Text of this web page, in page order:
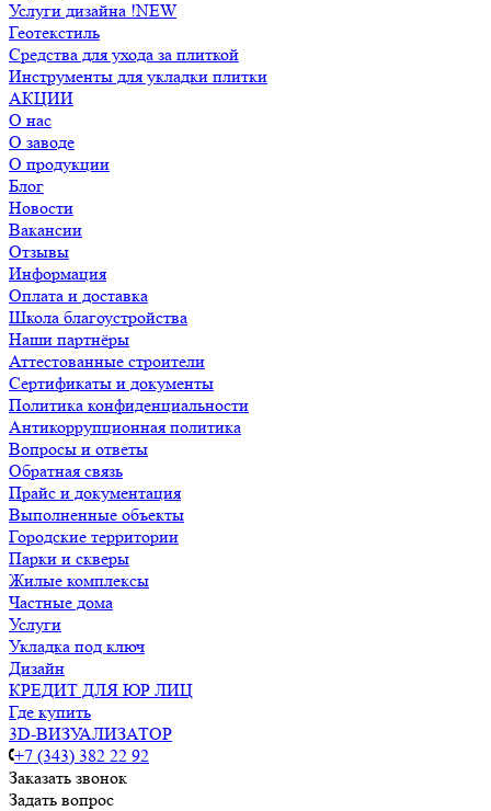
Услуги дизайна !NEW
Геотекстиль
Средства для ухода за плиткой
Инструменты для укладки плитки
АКЦИИ
О нас
О заводе
О продукции
Блог
Новости
Вакансии
Отзывы
Информация
Оплата и доставка
Школа благоустройства
Наши партнёры
Аттестованные строители
Сертификаты и документы
Политика конфиденциальности
Антикоррупционная политика
Вопросы и ответы
Обратная связь
Прайс и документация
Выполненные объекты
Городские территории
Парки и скверы
Жилые комплексы
Частные дома
Услуги
Укладка под ключ
Дизайн
КРЕДИТ ДЛЯ ЮР ЛИЦ
Где купить
3D-ВИЗУАЛИЗАТОР
+7 (343) 382 22 92
Заказать звонок
Задать вопрос